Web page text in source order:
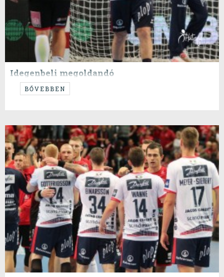
Idegenbeli megoldandó
...még mindig túl nagy az amplitudó...
BŐVEBBEN